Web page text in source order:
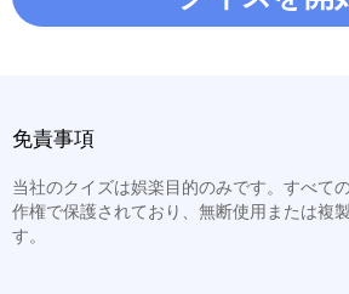
免責事項
当社のクイズは娯楽目的のみです。すべて
作権で保護されており、無断使用または複
す。